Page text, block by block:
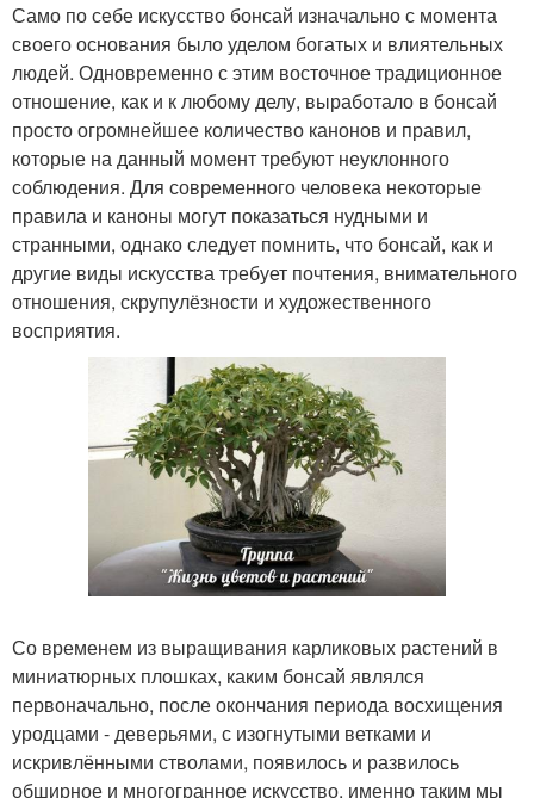
Само по себе искусство бонсай изначально с момента
своего основания было уделом богатых и влиятельных
людей. Одновременно с этим восточное традиционное
отношение, как и к любому делу, выработало в бонсай
просто огромнейшее количество канонов и правил,
которые на данный момент требуют неуклонного
соблюдения. Для современного человека некоторые
правила и каноны могут показаться нудными и
странными, однако следует помнить, что бонсай, как и
другие виды искусства требует почтения, внимательного
отношения, скрупулёзности и художественного
восприятия.
Со временем из выращивания карликовых растений в
миниатюрных плошках, каким бонсай являлся
первоначально, после окончания периода восхищения
уродцами - деверьями, с изогнутыми ветками и
искривлёнными стволами, появилось и развилось
обширное и многогранное искусство, именно таким мы